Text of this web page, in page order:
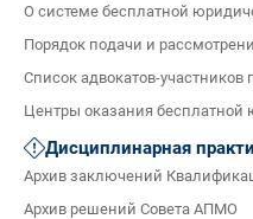
О системе бесплатной
Порядок подачи и
Список адвокатов-участников
Центры оказания
Дисциплинарная
Архив заключений
Архив решений Совета АПМО